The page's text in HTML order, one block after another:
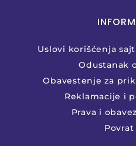
Uslovi korišćenja
Odustanak
Obavestenje za
Reklamacije i
Prava i